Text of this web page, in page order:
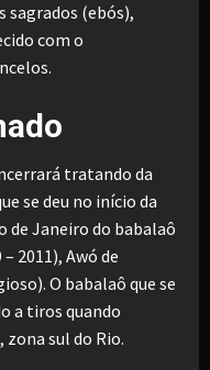
sagrados (ebós),
com o
tratando da
se deu no início da
de Janeiro do babalaô
2011), Awó de
O babalaô que se
a tiros quando
zona sul do Rio.